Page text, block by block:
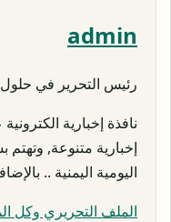
admin
رئيس التحرير في حلول
نافذة إخبارية
إخبارية متنوعة,
اليومية اليمنية ..
الملف التحريري وكل